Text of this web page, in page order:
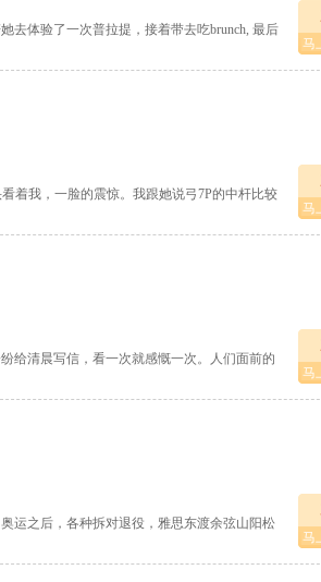
马
去体验了一次普拉提，接着带去吃brunch, 最后
马
着我，一脸的震惊。我跟她说弓7P的中杆比较
马
给清晨写信，看一次就感慨一次。人们面前的
马
运之后，各种拆对退役，雅思东渡余弦山阳松